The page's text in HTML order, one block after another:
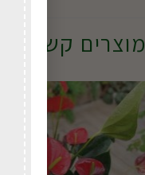
מוצרים קשורים